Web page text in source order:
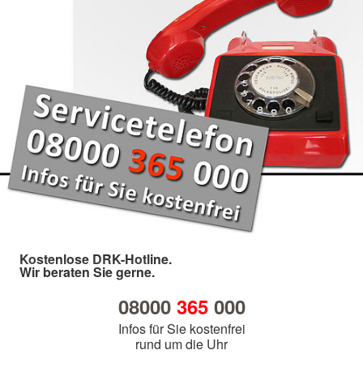
Kostenlose DRK-Hotline.
Wir beraten Sie gerne.
08000 365000
Infos für Sie kostenfrei
rund um die Uhr